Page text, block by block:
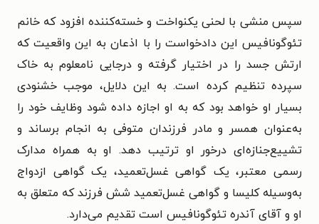
سپس منشی با لحنی یکنواخت و خسته‌کننده افزود که خانم
تئوگونافیس این دادخواست را با اذعان به این واقعیت که
ارتش جسد را در اختیار گرفته و درجایی نامعلوم به خاک
سپرده تنظیم کرده است. به این دلایل، موجب خشنودی
بسیار او خواهد بود که به او اجازه داده شود وظایف خود را
به‌عنوان همسر و مادر فرزندان متوفی به انجام برساند و
تشییع‌جنازه‌ای درخور او ترتیب دهد. او به همراه مدارک
رسمی معتبر، یک گواهی غسل‌تعمید، یک گواهی ازدواج
به‌وسیله کلیسا و گواهی غسل‌تعمید شش فرزند که متعلق به
او و آقای آندره تئوگونافیس است تقدیم می‌دارد.